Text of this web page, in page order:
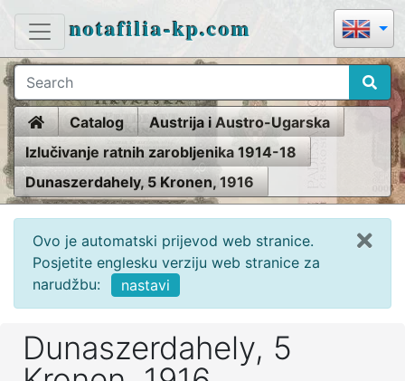
notafilia-kp.com
HomeCatalog
Austrija i Austro-Ugarska
Izlučivanje ratnih zarobljenika 1914-18
Dunaszerdahely, 5 Kronen, 1916
Ovo je automatski prijevod web stranice.
Posjetite englesku verziju web stranice za
narudžbu:
nastavi
Dunaszerdahely, 5